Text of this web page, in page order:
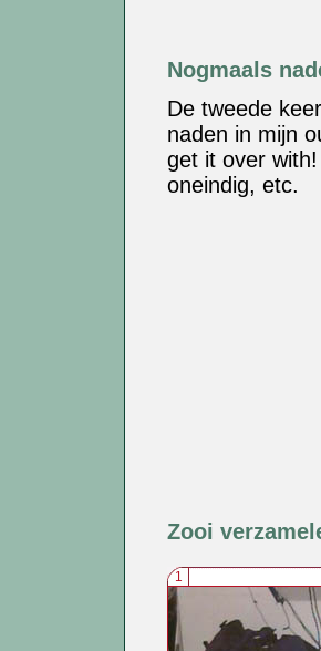
Nogmaals
De tweede
naden in mijn
get it over
oneindig, etc.
Zooi
1